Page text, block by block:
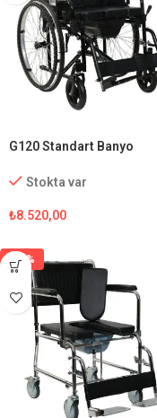
G120 Standart Banyo
Stokta var
₺8.520,00
-15%